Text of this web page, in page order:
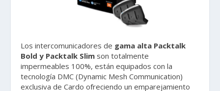
Los intercomunicadores de gama alta Packtalk
Bold y Packtalk Slim son totalmente
impermeables 100%, están equipados con la
tecnología DMC (Dynamic Mesh Communication)
exclusiva de Cardo ofreciendo un emparejamiento